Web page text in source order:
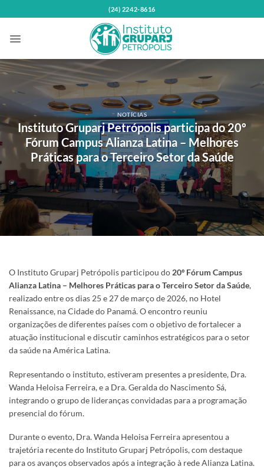
to
(24) 2242-8616
NOTÍCIAS
Instituto Gruparj Petrópolis participa do 20º
Fórum Campus Alianza Latina – Melhores
Práticas para o Terceiro Setor da Saúde
O Instituto Gruparj Petrópolis participou do 20º Fórum Campus
Alianza Latina – Melhores Práticas para o Terceiro Setor da Saúde,
realizado entre os dias 25 e 27 de março de 2026, no Hotel
Renaissance, na Cidade do Panamá. O encontro reuniu
organizações de diferentes países com o objetivo de fortalecer a
atuação institucional e discutir caminhos estratégicos para o setor
da saúde na América Latina.
Representando o instituto, estiveram presentes a presidente, Dra.
Wanda Heloisa Ferreira, e a Dra. Geralda do Nascimento Sá,
integrando o grupo de lideranças convidadas para a programação
presencial do fórum.
Durante o evento, Dra. Wanda Heloisa Ferreira apresentou a
trajetória recente do Instituto Gruparj Petrópolis, com destaque
para os avanços observados após a integração à rede Alianza Latina.